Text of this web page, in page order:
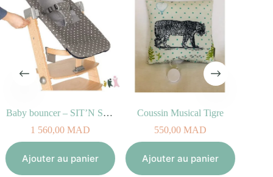
Baby bouncer – SIT’N SLEEP
1 560,00MAD
Ajouter au panier
Coussin Musical Tigre
550,00MAD
Ajouter au panier